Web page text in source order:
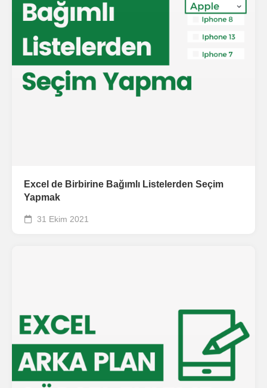
Excel de Birbirine Bağımlı Listelerden Seçim
Yapmak
31 Ekim 2021